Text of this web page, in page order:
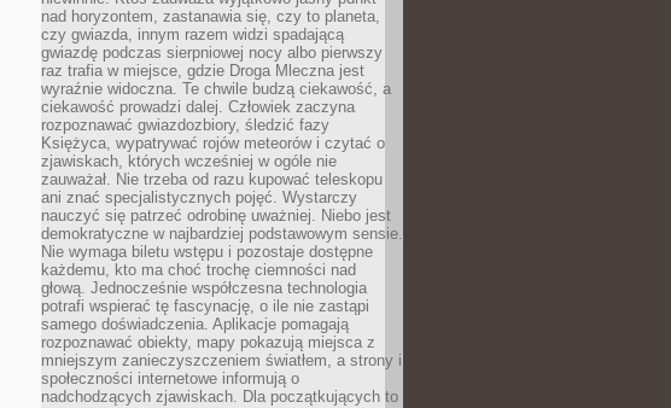
nad horyzontem, zastanawia się, czy to planeta,
czy gwiazda, innym razem widzi spadającą
gwiazdę podczas sierpniowej nocy albo pierwszy
raz trafia w miejsce, gdzie Droga Mleczna jest
wyraźnie widoczna. Te chwile budzą ciekawość, a
ciekawość prowadzi dalej. Człowiek zaczyna
rozpoznawać gwiazdozbiory, śledzić fazy
Księżyca, wypatrywać rojów meteorów i czytać o
zjawiskach, których wcześniej w ogóle nie
zauważał. Nie trzeba od razu kupować teleskopu
ani znać specjalistycznych pojęć. Wystarczy
nauczyć się patrzeć odrobinę uważniej. Niebo jest
demokratyczne w najbardziej podstawowym sensie.
Nie wymaga biletu wstępu i pozostaje dostępne
każdemu, kto ma choć trochę ciemności nad
głową. Jednocześnie współczesna technologia
potrafi wspierać tę fascynację, o ile nie zastąpi
samego doświadczenia. Aplikacje pomagają
rozpoznawać obiekty, mapy pokazują miejsca z
mniejszym zanieczyszczeniem światłem, a strony i
społeczności internetowe informują o
nadchodzących zjawiskach. Dla początkujących to